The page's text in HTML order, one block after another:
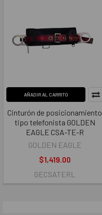
AÑADIR AL CARRITO
Cinturón de posicionamiento
tipo telefonista GOLDEN
EAGLE CSA-TE-R
GOLDEN EAGLE
$1,419.00
GECSATERL